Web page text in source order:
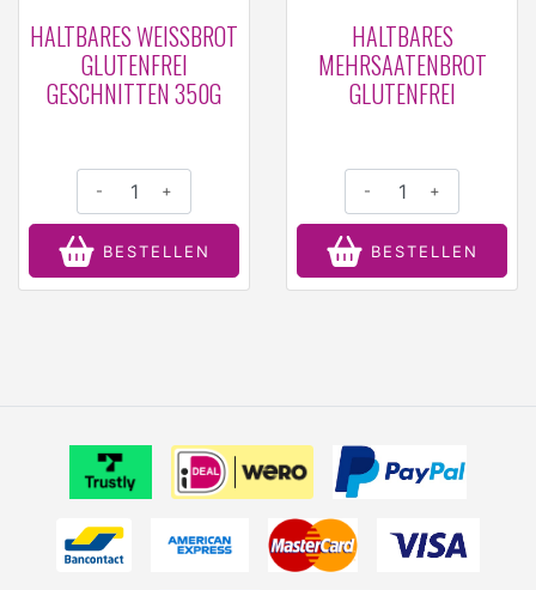
HALTBARES WEISSBROT G
LUTENFREI G
ESCHNITTEN 350G
- +
BESTELLEN
HALTBARES
MEHRSAATENBROT
GLUTENFREI
- +
BESTELLEN